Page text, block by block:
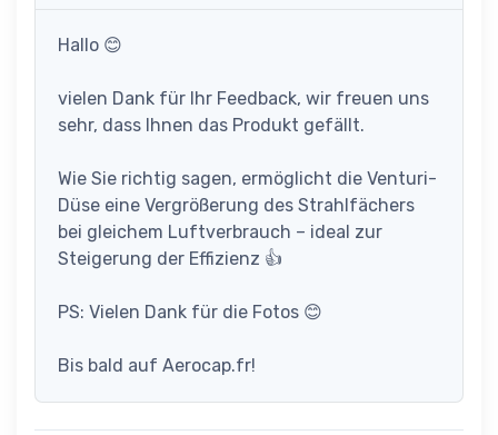
Hallo 😊
vielen Dank für Ihr Feedback, wir freuen uns
sehr, dass Ihnen das Produkt gefällt.
Wie Sie richtig sagen, ermöglicht die Venturi-
Düse eine Vergrößerung des Strahlfächers
bei gleichem Luftverbrauch – ideal zur
Steigerung der Effizienz 👍
PS: Vielen Dank für die Fotos 😊
Bis bald auf Aerocap.fr!